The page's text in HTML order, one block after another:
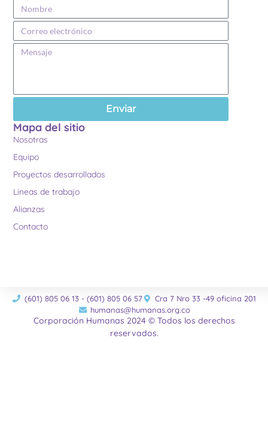
Enviar
Mapa del sitio
Nosotras
Equipo
Proyectos desarrollados
Lineas de trabajo
Alianzas
Contacto
(601) 805 06 13 - (601) 805 06 57
Cra 7 Nro 33 -49 oficina 201
humanas@humanas.org.co
Corporación Humanas 2024 © Todos los derechos
reservados.